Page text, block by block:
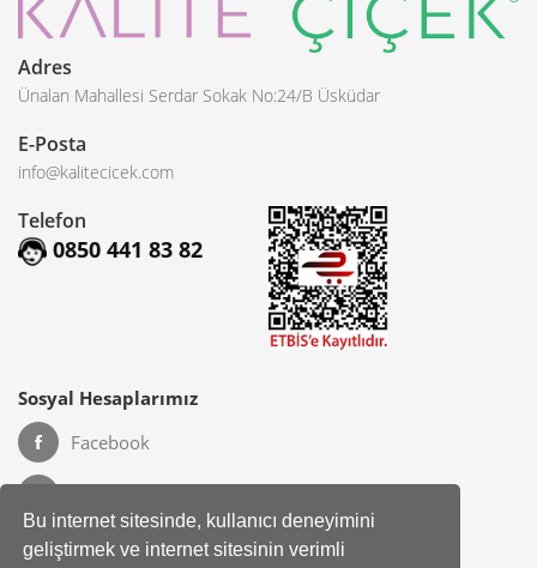
Bu internet sitesinde, kullanıcı deneyimini
geliştirmek ve internet sitesinin verimli
Adres
Ünalan Mahallesi Serdar Sokak No:24/B Üsküdar
E-Posta
info@kalitecicek.com
Telefon
0850 441 83 82
Sosyal Hesaplarımız
Facebook